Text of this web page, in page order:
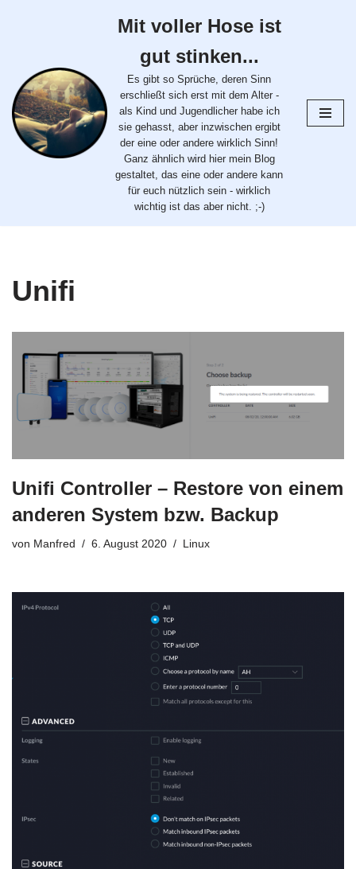
springen
Mit voller Hose ist
gut stinken...
Es gibt so Sprüche, deren Sinn
erschließt sich erst mit dem Alter -
als Kind und Jugendlicher habe ich
sie gehasst, aber inzwischen ergibt
der eine oder andere wirklich Sinn!
Ganz ähnlich wird hier mein Blog
gestaltet, das eine oder andere kann
für euch nützlich sein - wirklich
wichtig ist das aber nicht. ;-)
Unifi
Unifi Controller – Restore von einem
anderen System bzw. Backup
von Manfred 6. August 2020 Linux